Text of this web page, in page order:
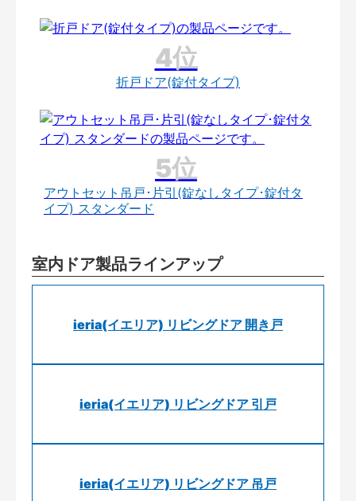
折戸ドア(錠付タイプ)
アウトセット吊戸･片引(錠なしタイプ･錠付タ
イプ) スタンダード
室内ドア製品ラインアップ
ieria(イエリア) リビングドア 開き戸
ieria(イエリア) リビングドア 引戸
ieria(イエリア) リビングドア 吊戸